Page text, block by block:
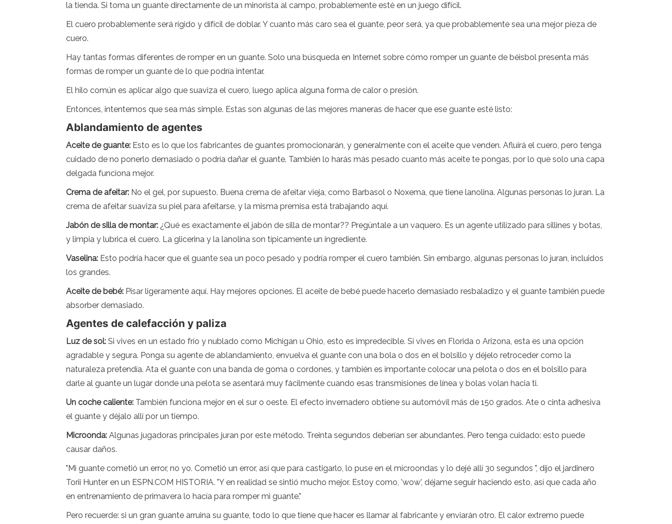
la tienda. Si toma un guante directamente de un minorista al campo, probablemente esté en un juego difícil.
El cuero probablemente será rígido y difícil de doblar. Y cuanto más caro sea el guante, peor será, ya que probablemente sea una mejor pieza de
cuero.
Hay tantas formas diferentes de romper en un guante. Solo una búsqueda en Internet sobre cómo romper un guante de béisbol presenta más
formas de romper un guante de lo que podría intentar.
El hilo común es aplicar algo que suaviza el cuero, luego aplica alguna forma de calor o presión.
Entonces, intentemos que sea más simple. Estas son algunas de las mejores maneras de hacer que ese guante esté listo:
Ablandamiento de agentes
Aceite de guante: Esto es lo que los fabricantes de guantes promocionarán, y generalmente con el aceite que venden. Afluirá el cuero, pero tenga
cuidado de no ponerlo demasiado o podría dañar el guante. También lo harás más pesado cuanto más aceite te pongas, por lo que solo una capa
delgada funciona mejor.
Crema de afeitar: No el gel, por supuesto. Buena crema de afeitar vieja, como Barbasol o Noxema, que tiene lanolina. Algunas personas lo juran. La
crema de afeitar suaviza su piel para afeitarse, y la misma premisa está trabajando aquí.
Jabón de silla de montar: ¿Qué es exactamente el jabón de silla de montar?? Pregúntale a un vaquero. Es un agente utilizado para sillines y botas,
y limpia y lubrica el cuero. La glicerina y la lanolina son típicamente un ingrediente.
Vaselina: Esto podría hacer que el guante sea un poco pesado y podría romper el cuero también. Sin embargo, algunas personas lo juran, incluidos
los grandes.
Aceite de bebé: Pisar ligeramente aquí. Hay mejores opciones. El aceite de bebé puede hacerlo demasiado resbaladizo y el guante también puede
absorber demasiado.
Agentes de calefacción y paliza
Luz de sol: Si vives en un estado frío y nublado como Michigan u Ohio, esto es impredecible. Si vives en Florida o Arizona, esta es una opción
agradable y segura. Ponga su agente de ablandamiento, envuelva el guante con una bola o dos en el bolsillo y déjelo retroceder como la
naturaleza pretendía. Ata el guante con una banda de goma o cordones, y también es importante colocar una pelota o dos en el bolsillo para
darle al guante un lugar donde una pelota se asentará muy fácilmente cuando esas transmisiones de línea y bolas volan hacia ti.
Un coche caliente: También funciona mejor en el sur o oeste. El efecto invernadero obtiene su automóvil más de 150 grados. Ate o cinta adhesiva
el guante y déjalo allí por un tiempo.
Microonda: Algunas jugadoras principales juran por este método. Treinta segundos deberían ser abundantes. Pero tenga cuidado: esto puede
causar daños.
"Mi guante cometió un error, no yo. Cometió un error, así que para castigarlo, lo puse en el microondas y lo dejé allí 30 segundos ", dijo el jardinero
Torii Hunter en un ESPN.COM HISTORIA. "Y en realidad se sintió mucho mejor. Estoy como, 'wow', déjame seguir haciendo esto, así que cada año
en entrenamiento de primavera lo hacía para romper mi guante."
Pero recuerde: si un gran guante arruina su guante, todo lo que tiene que hacer es llamar al fabricante y enviarán otro. El calor extremo puede